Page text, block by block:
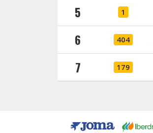
5 1
6 404
7 179